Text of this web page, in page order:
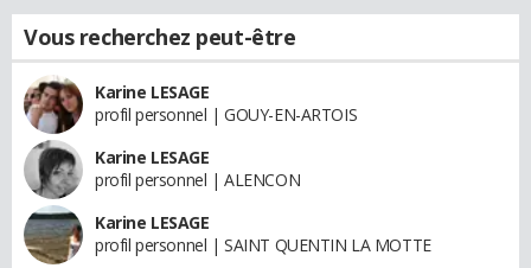
Vous recherchez peut-être
Karine LESAGE
profil personnel | GOUY-EN-ARTOIS
Karine LESAGE
profil personnel | ALENCON
Karine LESAGE
profil personnel | SAINT QUENTIN LA MOTTE